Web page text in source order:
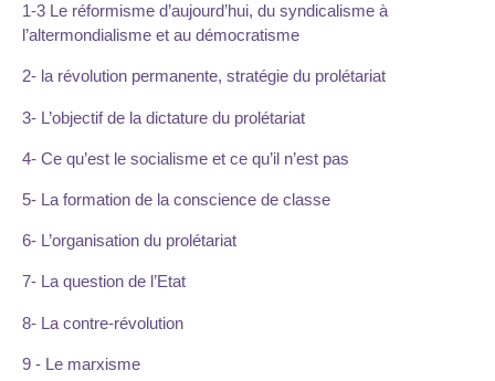
1-3 Le réformisme d’aujourd’hui, du syndicalisme à
l’altermondialisme et au démocratisme
2- la révolution permanente, stratégie du prolétariat
3- L’objectif de la dictature du prolétariat
4- Ce qu’est le socialisme et ce qu’il n’est pas
5- La formation de la conscience de classe
6- L’organisation du prolétariat
7- La question de l’Etat
8- La contre-révolution
9 - Le marxisme